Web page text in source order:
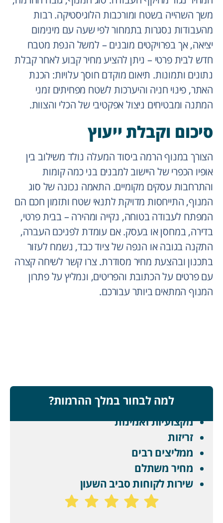
משך השהייה בשטח ומורכבות הלוגיסטיקה. רבות
מהעבודות נסגרות בתמחור לפי שעה עם מינימום
יציאה, אך בפרויקטים מובנים – למשל הנפת מטבח
חדש לבית פרטי – ניתן להציע מחיר קבוע לאחר קבלת
נתונים ותמונות. תיאום מוקדם חוסך עלויות: הכנת
האתר, פינוי חניה והיערכות לשטח מפחיתים זמני
המתנה ומבטיחים ניצול אפקטיבי של הכלי והצוות.
סיכום וקבלת ייעוץ
הצורך במנוף הרמה ביסוד המעלה נולד משילוב בין
אופיו הכפרי של היישוב למבנים בני כמה קומות
והתרחבות עסקים מקומיים. התאמה נכונה של סוג
המנוף, התייחסות מדויקת לתנאי שטח ותזמון חכם הם
המפתח לעבודה בטוחה, נקייה ומהירה – בבית פרטי,
בדירה, במחסן או בעסק. אם עומדת לפניכם העברה,
התקנה בגובה או הנפה של ציוד כבד, נשמח לעזור
בתכנון ובהצעת מחיר מסודרת. צרו קשר לשיחה קצרה
עם פרטים על הכתובת והפריטים, ונמליץ על פתרון
המנוף המתאים ביותר עבורכם.
למה לבחור במלך ההרמות?
מקצועיות ואמינות
זריזות
ממליצים רבים
מחיר משתלם
שירות לקוחות סביב השעון